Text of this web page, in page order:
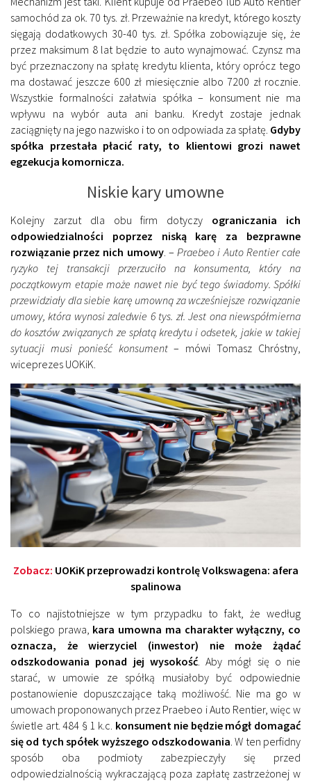
samochód za ok. 70 tys. zł. Przeważnie na kredyt, którego koszty
sięgają dodatkowych 30-40 tys. zł. Spółka zobowiązuje się, że
przez maksimum 8 lat będzie to auto wynajmować. Czynsz ma
być przeznaczony na spłatę kredytu klienta, który oprócz tego
ma dostawać jeszcze 600 zł miesięcznie albo 7200 zł rocznie.
Wszystkie formalności załatwia spółka – konsument nie ma
wpływu na wybór auta ani banku. Kredyt zostaje jednak
zaciągnięty na jego nazwisko i to on odpowiada za spłatę. Gdyby
spółka przestała płacić raty, to klientowi grozi nawet
egzekucja komornicza.
Niskie kary umowne
Kolejny zarzut dla obu firm dotyczy ograniczania ich
odpowiedzialności poprzez niską karę za bezprawne
rozwiązanie przez nich umowy. –Praebeo i Auto Rentier całe
ryzyko tej transakcji przerzuciło na konsumenta, który na
początkowym etapie może nawet nie być tego świadomy. Spółki
przewidziały dla siebie karę umowną za wcześniejsze rozwiązanie
umowy, która wynosi zaledwie 6 tys. zł. Jest ona niewspółmierna
do kosztów związanych ze spłatą kredytu i odsetek, jakie w takiej
sytuacji musi ponieść konsument– mówi Tomasz Chróstny,
wiceprezes UOKiK.
Zobacz: UOKiK przeprowadzi kontrolę Volkswagena: afera
spalinowa
To co najistotniejsze w tym przypadku to fakt, że według
polskiego prawa, kara umowna ma charakter wyłączny, co
oznacza, że wierzyciel (inwestor) nie może żądać
odszkodowania ponad jej wysokość. Aby mógł się o nie
starać, w umowie ze spółką musiałoby być odpowiednie
postanowienie dopuszczające taką możliwość. Nie ma go w
umowach proponowanych przez Praebeo i Auto Rentier, więc w
świetle art. 484 § 1 k.c. konsument nie będzie mógł domagać
się od tych spółek wyższego odszkodowania. W ten perfidny
sposób oba podmioty zabezpieczyły się przed
odpowiedzialnością wykraczającą poza zapłatę zastrzeżonej w